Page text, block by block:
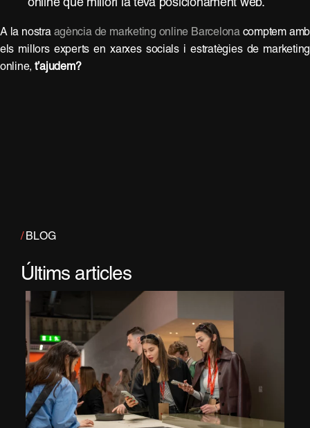
online que millori la teva posicionament web.
A la nostra agència de marketing online Barcelonacomptem amb
els millors experts en xarxes socials i estratègies de marketing
online, t’ajudem?
/BLOG
Últims articles